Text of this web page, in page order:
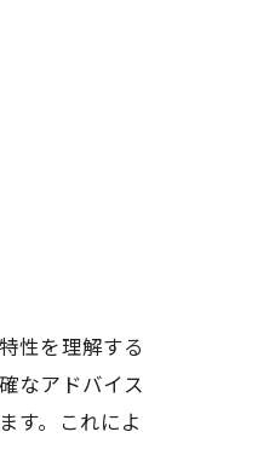
性を理解する
なアドバイス
す。これによ